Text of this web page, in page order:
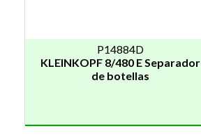
P14884D
KLEINKOPF 8/480 E Separador
de botellas